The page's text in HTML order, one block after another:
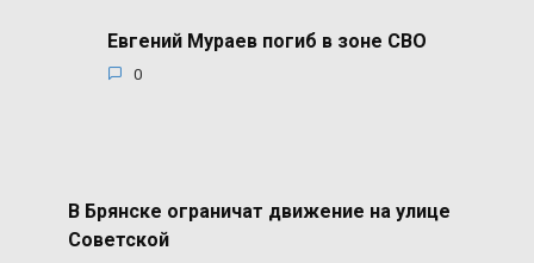
Евгений Мураев погиб в зоне СВО
0
В Брянске ограничат движение на улице
Советской